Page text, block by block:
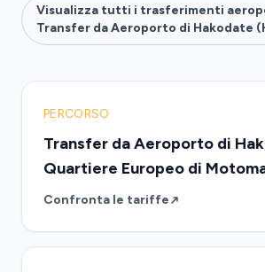
Visualizza tutti i trasferimenti
Transfer da Aeroporto di Hakodate
PERCORSO
Transfer da Aeroporto di
Quartiere Europeo di
Confronta le tariffe